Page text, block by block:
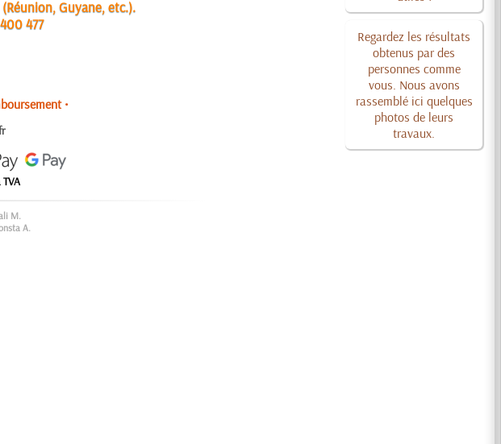
Regardez les résultats
obtenus par des
personnes comme
vous. Nous avons
rassemblé ici quelques
photos de leurs
travaux.
Guyane, etc.).
477
•
M.
A.